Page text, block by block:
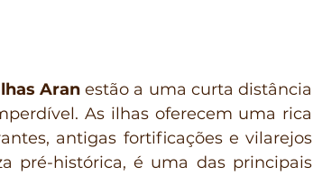
Aran estão a uma curta distância
As ilhas oferecem uma rica
antigas fortificações e vilarejos
pré-histórica, é uma das principais